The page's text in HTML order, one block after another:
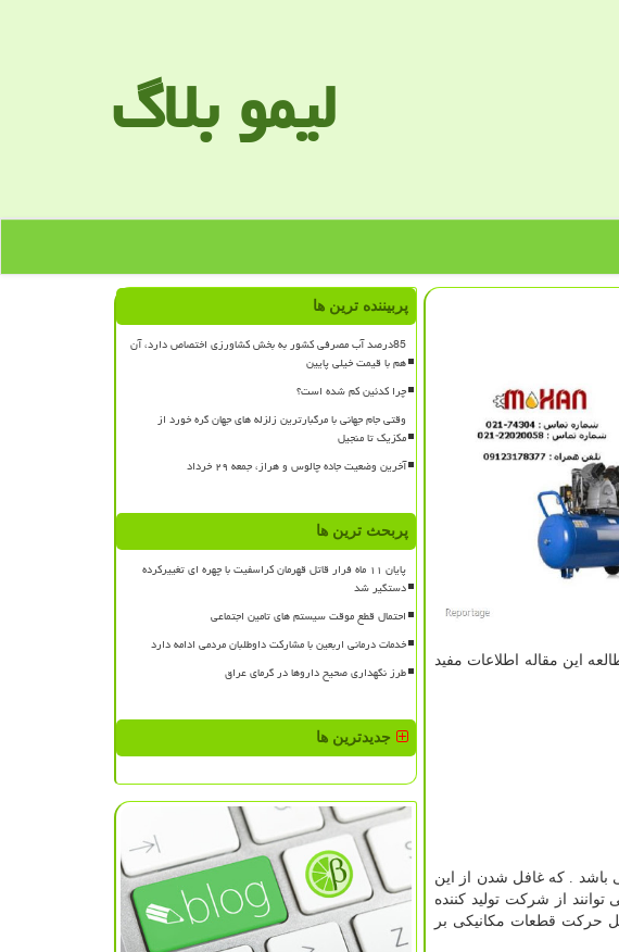
لیمو بلاگ
این مقاله اطلاعات مفید
باشد . که غافل شدن از این
از شرکت تولید کننده
حرکت قطعات مکانیکی بر
پربیننده ترین ها
85درصد آب مصرفی کشور به بخش کشاورزی اختصاص دارد، آن
هم با قیمت خیلی پایین
چرا کدئین کم شده است؟
وقتی جام جهانی با مرگبارترین زلزله های جهان گره خورد از
مکزیک تا منجیل
آخرین وضعیت جاده چالوس و هراز، جمعه ۲۹ خرداد
پربحث ترین ها
پایان ۱۱ ماه فرار قاتل قهرمان کراسفیت با چهره ای تغییرکرده
دستگیر شد
احتمال قطع موقت سیستم های تامین اجتماعی
خدمات درمانی اربعین با مشارکت داوطلبان مردمی ادامه دارد
طرز نگهداری صحیح داروها در گرمای عراق
جدیدترین ها